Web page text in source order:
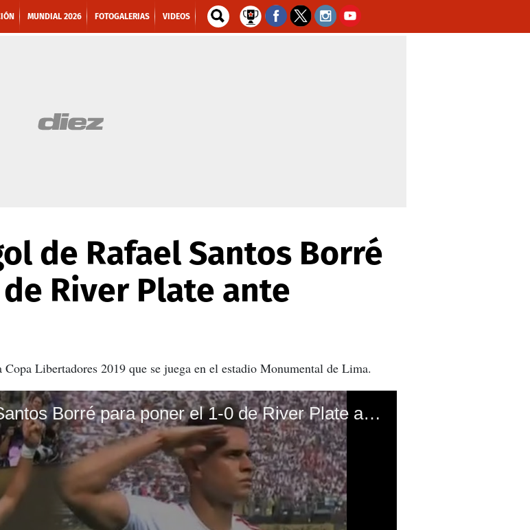
MUNDIAL 2026 FOTOGALERIAS VIDEOS
de Rafael Santos Borré
River Plate ante
Libertadores 2019 que se juega en el estadio Monumental de Lima.
Video: Así fue el gol de Rafael Santos Borré para poner el 1-0 de River Plate ante Flamengo